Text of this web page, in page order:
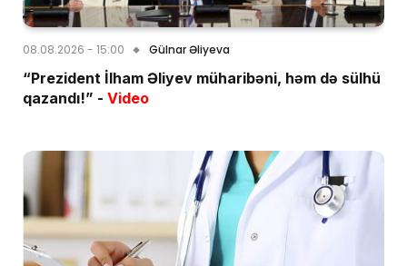
08.08.2026 - 15:00 Gülnar Əliyeva
“Prezident İlham Əliyev müharibəni, həm də sülhü
qazandı!” - Video